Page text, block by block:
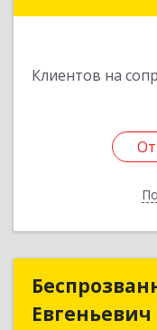
Клиентов на
Евгеньевич